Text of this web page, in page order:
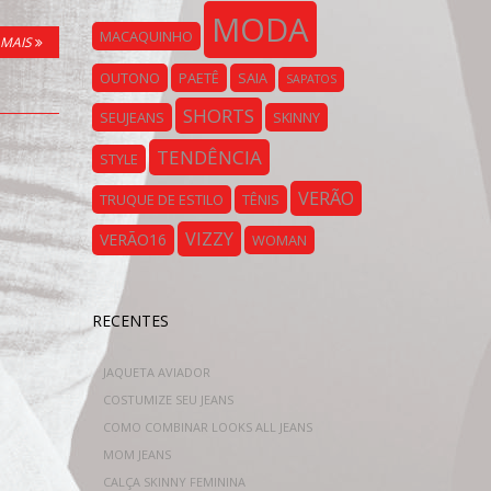
MACAQUINHO MODA
OUTONO PAETÊ SAIA SAPATOS
SEUJEANS SHORTS SKINNY
STYLE TENDÊNCIA
TRUQUE DE ESTILO TÊNIS VERÃO
VERÃO16 VIZZY WOMAN
RECENTES
JAQUETA AVIADOR
COSTUMIZE SEU JEANS
COMO COMBINAR LOOKS ALL JEANS
MOM JEANS
CALÇA SKINNY FEMININA